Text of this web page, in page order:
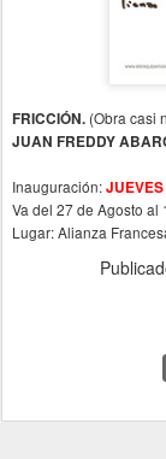
FRICCIÓN. (Obra casi
JUAN FREDDY
Inauguración:
Va del 27 de Agosto al
Lugar: Alianza